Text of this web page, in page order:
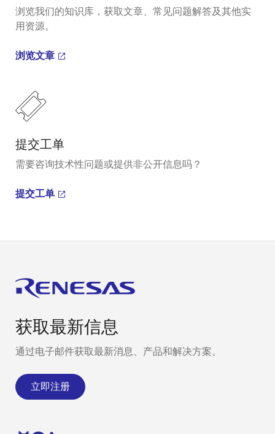
浏览我们的知识库，获取文章、常见问题解答及其他实
用资源。
浏览文章
提交工单
需要咨询技术性问题或提供非公开信息吗？
提交工单
获取最新信息
通过电子邮件获取最新消息、产品和解决方案。
立即注册